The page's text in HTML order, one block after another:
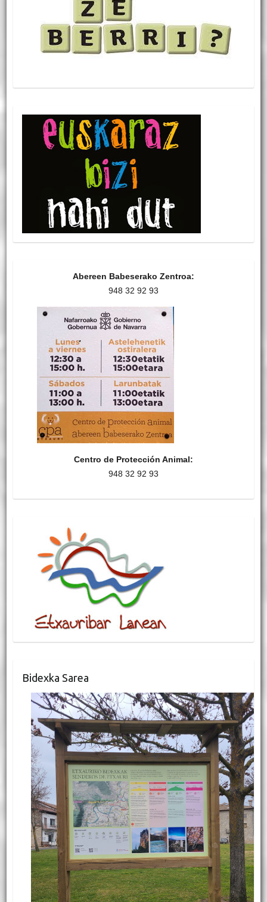
Abereen Babeserako Zentroa:
948 32 92 93
Centro de Protección Animal:
948 32 92 93
Bidexka Sarea